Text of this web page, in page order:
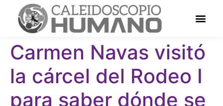
Carmen Navas visitó
la cárcel del Rodeo I
para saber dónde se